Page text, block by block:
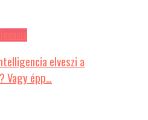
elveszi a
Vagy épp…